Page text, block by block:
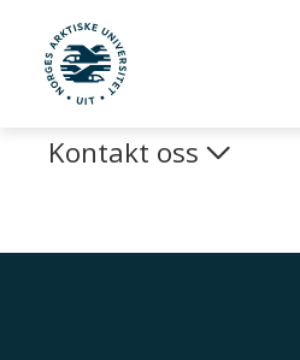
Gå til hovedinnhold
UiT Norges arktiske
Utveksling
Kontakt oss